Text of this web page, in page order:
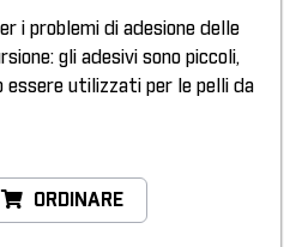
i problemi di adesione delle
gli adesivi sono piccoli,
essere utilizzati per le pelli da
ORDINARE